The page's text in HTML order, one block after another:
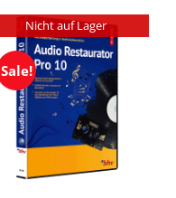
Nicht auf Lager
Sale!